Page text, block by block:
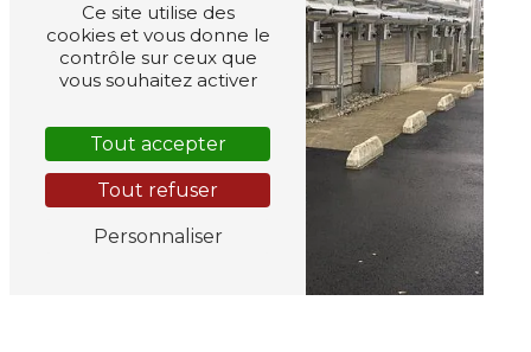
Ce site utilise des
cookies et vous donne le
contrôle sur ceux que
vous souhaitez activer
Tout accepter
Tout refuser
Personnaliser